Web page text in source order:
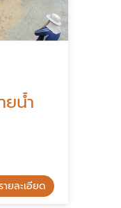
ยน้ํา
ายละเอียด